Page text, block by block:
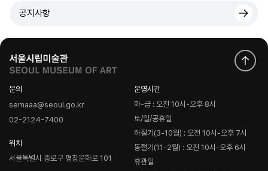
공지사항
문의
semaaa@seoul.go.kr
02-2124-7400
위치
서울특별시 종로구 평창문화로 101
운영시간
화-금 : 오전 10시-오후 8시
토/일/공휴일
하절기(3-10월) : 오전 10시-오후 7시
동절기(11-2월) : 오전 10시-오후 6시
휴관일